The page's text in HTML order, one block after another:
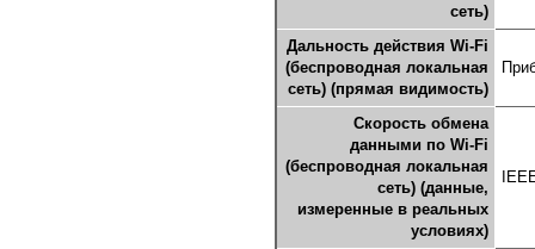
сеть)
Дальность действия Wi-Fi
(беспроводная локальная
сеть) (прямая видимость)
Скорость обмена
данными по Wi-Fi
(беспроводная локальная
сеть) (данные,
измеренные в реальных
условиях)